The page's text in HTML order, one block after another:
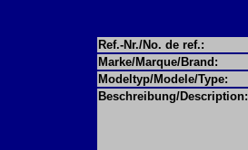
Ref.-Nr./No. de ref.:
Marke/Marque/Brand:
Modeltyp/Modele/Type:
Beschreibung/Description: